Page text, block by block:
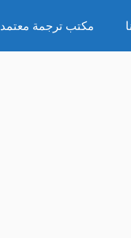
مكتب ترجمة معتمد